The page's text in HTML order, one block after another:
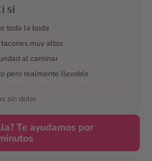
estuve hablando con
ellos por whatsap,
dudas, me ayudaron
en todo momento a
escojer y finalmente
arrepiento y son los
mejores zapatos que
podía tener para mi
boda 🥰 maravillosos
si
toda la boda
muy altos
al caminar
pero realmente llevable
sin dolor
Te ayudamos por